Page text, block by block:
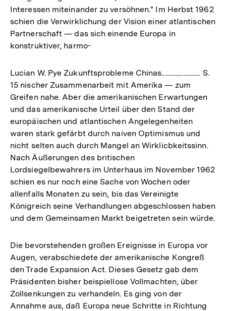
Interessen miteinander zu versöhnen." Im Herbst 1962
schien die Verwirklichung der Vision einer atlantischen
Partnerschaft — das sich einende Europa in
konstruktiver, harmo-
Lucian W. Pye Zukunftsprobleme Chinas......................... S.
15 nischer Zusammenarbeit mit Amerika — zum
Greifen nahe. Aber die amerikanischen Erwartungen
und das amerikanische Urteil über den Stand der
europäischen und atlantischen Angelegenheiten
waren stark gefärbt durch naiven Optimismus und
nicht selten auch durch Mangel an Wirklicbkeitssinn.
Nach Äußerungen des britischen
Lordsiegelbewahrers im Unterhaus im November 1962
schien es nur noch eine Sache von Wochen oder
allenfalls Monaten zu sein, bis das Vereinigte
Königreich seine Verhandlungen abgeschlossen haben
und dem Gemeinsamen Markt beigetreten sein würde.
Die bevorstehenden großen Ereignisse in Europa vor
Augen, verabschiedete der amerikanische Kongreß
den Trade Expansion Act. Dieses Gesetz gab dem
Präsidenten bisher beispiellose Vollmachten, über
Zollsenkungen zu verhandeln. Es ging von der
Annahme aus, daß Europa neue Schritte in Richtung